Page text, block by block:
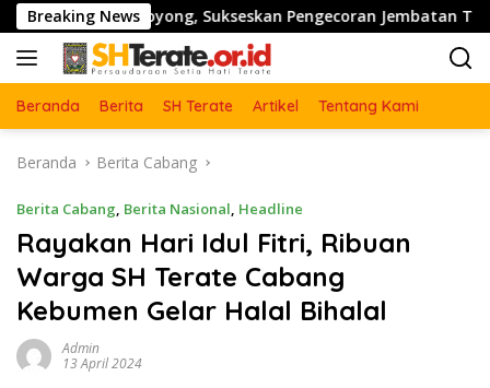
Langsung
ke
konten
Breaking News
Royong, Sukseskan Pengecoran Jembatan TMMD Ke-129
Beranda Berita SH Terate Artikel Tentang Kami
Beranda Berita Cabang
Berita Cabang, Berita Nasional, Headline
Rayakan Hari Idul Fitri, Ribuan
Warga SH Terate Cabang
Kebumen Gelar Halal Bihalal
Admin
13 April 2024